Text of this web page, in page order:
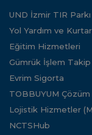
UND İzmir TIR Parkı
Yol Yardım ve
Eğitim Hizmetleri
Gümrük İşlem
Evrim Sigorta
TOBBUYUM
Lojistik Hizmetler
NCTSHub